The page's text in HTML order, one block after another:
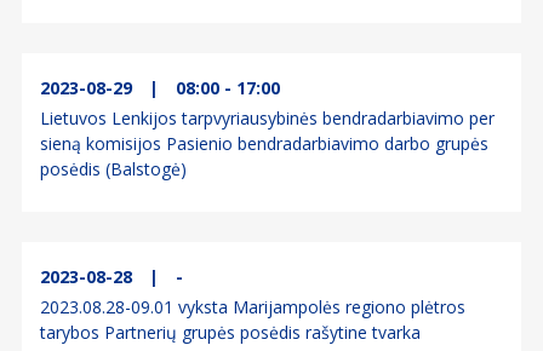
2023-08-29 |
08:00 - 17:00
Lietuvos Lenkijos tarpvyriausybinės bendradarbiavimo per
sieną komisijos Pasienio bendradarbiavimo darbo grupės
posėdis (Balstogė)
2023-08-28 |
-
2023.08.28-09.01 vyksta Marijampolės regiono plėtros
tarybos Partnerių grupės posėdis rašytine tvarka